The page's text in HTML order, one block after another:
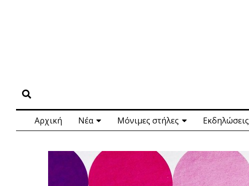
Αρχική Νέα Μόνιμες στήλες Εκδηλώσεις